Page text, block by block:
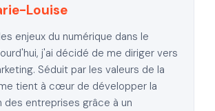
Louise
enjeux du numérique dans le
j'ai décidé de me diriger vers
Séduit par les valeurs de la
tient à cœur de développer la
des entreprises grâce à un